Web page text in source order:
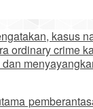
kasus
ordinary crime